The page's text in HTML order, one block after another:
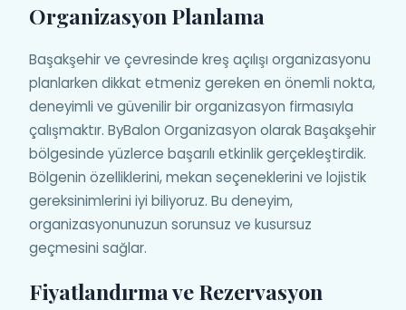
Organizasyon Planlama
Başakşehir ve çevresinde kreş açılışı organizasyonu
planlarken dikkat etmeniz gereken en önemli nokta,
deneyimli ve güvenilir bir organizasyon firmasıyla
çalışmaktır. ByBalon Organizasyon olarak Başakşehir
bölgesinde yüzlerce başarılı etkinlik gerçekleştirdik.
Bölgenin özelliklerini, mekan seçeneklerini ve lojistik
gereksinimlerini iyi biliyoruz. Bu deneyim,
organizasyonunuzun sorunsuz ve kusursuz
geçmesini sağlar.
Fiyatlandırma ve Rezervasyon